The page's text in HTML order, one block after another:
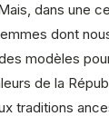
dans une
dont
modèles
de la
traditions